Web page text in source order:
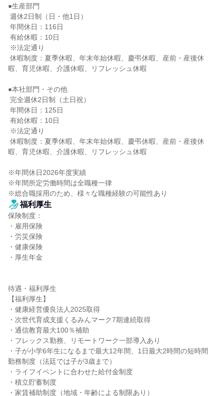
●生産部門
暇、育児休暇、介護休暇、リフレッシュ休暇
●本社部門・その他
暇、育児休暇、介護休暇、リフレッシュ休暇
※年間休日2026年度実績
※年間所定労働時間は全職種一律
※総合職採用のため、様々な職種経験の可能性あり
福利厚生
保険制度：
・雇用保険
・労災保険
・健康保険
・厚生年金
待遇・福利厚生
【福利厚生】
・健康経営優良法人2025取得
・次世代育成支援くるみんマーク7期連続取得
・通信教育最大100％補助
・フレックス勤務、リモートワーク一部導入あり
・子が小学6年生になるまで最大12年間、1日最大2時間の短時間
勤務制度（法廷では子が3歳まで）
・ライフイベントに合わせた給付金制度
・積立貯蓄制度
・家賃補助制度（地域・年齢による制限あり）